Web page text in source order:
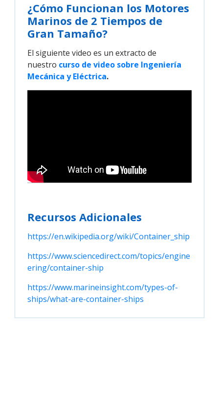
¿Cómo Funcionan los Motores
Marinos de 2 Tiempos de
Gran Tamaño?
El siguiente video es un extracto de
nuestro curso de video sobre Ingeniería
Mecánica y Eléctrica.
Recursos Adicionales
https://en.wikipedia.org/wiki/Container_ship
https://www.sciencedirect.com/topics/engine
ering/container-ship
https://www.marineinsight.com/types-of-
ships/what-are-container-ships